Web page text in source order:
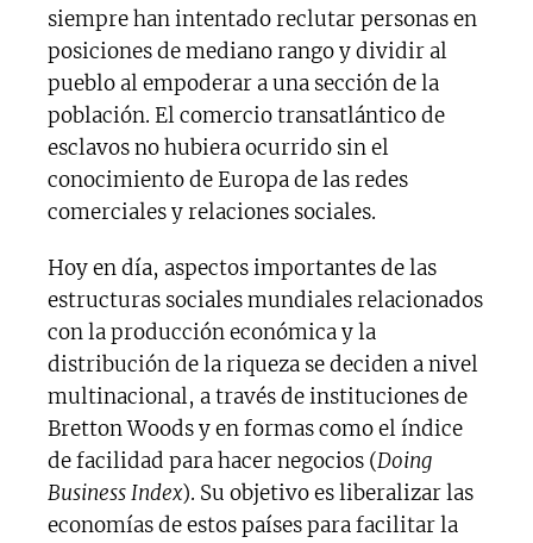
siempre han intentado reclutar personas en
posiciones de mediano rango y dividir al
pueblo al empoderar a una sección de la
población. El comercio transatlántico de
esclavos no hubiera ocurrido sin el
conocimiento de Europa de las redes
comerciales y relaciones sociales.
Hoy en día, aspectos importantes de las
estructuras sociales mundiales relacionados
con la producción económica y la
distribución de la riqueza se deciden a nivel
multinacional, a través de instituciones de
Bretton Woods y en formas como el índice
de facilidad para hacer negocios (Doing
Business Index). Su objetivo es liberalizar las
economías de estos países para facilitar la